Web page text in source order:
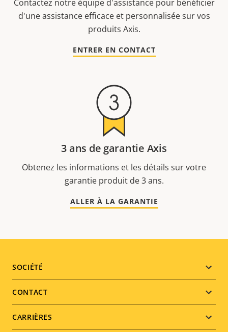
Contactez notre équipe d'assistance pour bénéficier
d'une assistance efficace et personnalisée sur vos
produits Axis.
ENTRER EN CONTACT
3 ans de garantie Axis
Obtenez les informations et les détails sur votre
garantie produit de 3 ans.
ALLER À LA GARANTIE
Footer
menu
SOCIÉTÉ
CONTACT
CARRIÈRES